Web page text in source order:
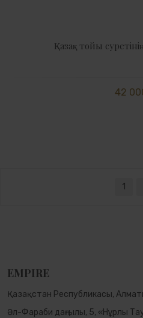
Қазақ тойы
42
1
EMPIRE
Қазақстан Республикасы,
Әл-Фараби даңғылы, 5, «Нұрлы